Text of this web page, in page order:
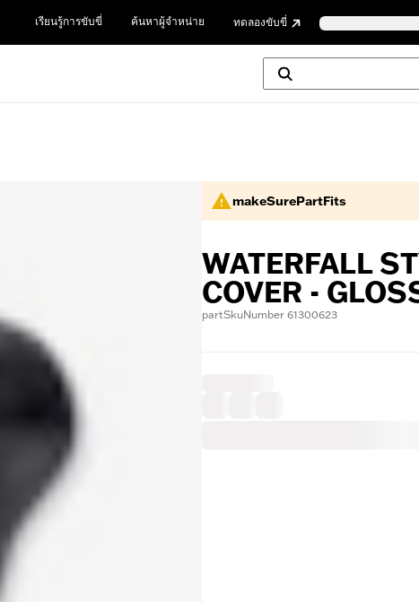
เรียนรู้การขับขี่ ค้นหาผู้จำหน่าย ทดลองขับขี่
makeSurePartFits
WATERFALL
COVER -
partSkuNumber 61300623